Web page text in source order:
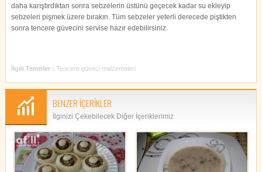
daha karıştırdıktan sonra sebzelerin üstünü geçecek kadar su ekleyip
sebzeleri pişmek üzere bırakın. Tüm sebzeler yeterli derecede piştikten
sonra tencere güvecini servise hazır edebilirsiniz.
İlgili Terimler :Tencere güveci malzemeleri
BENZER İÇERİKLER
İlginizi Çekebilecek Diğer İçeriklerimiz